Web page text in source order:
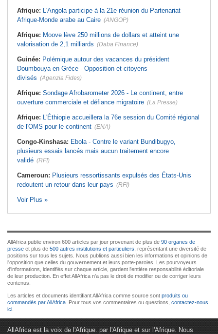
Afrique: L'Angola participe à la 21e réunion du Partenariat
Afrique-Monde arabe au Caire (ANGOP)
Afrique: Moove lève 250 millions de dollars et atteint une
valorisation de 2,1 milliards (Daba Finance)
Guinée: Polémique autour des vacances du président
Doumbouya en Grèce - Opposition et citoyens
divisés (Agenzia Fides)
Afrique: Sondage Afrobarometer 2026 - Le continent, entre
ouverture commerciale et défiance migratoire (La Presse)
Afrique: L'Éthiopie accueillera la 76e session du Comité régional
de l'OMS pour le continent (ENA)
Congo-Kinshasa: Ebola - Contre le variant Bundibugyo,
plusieurs essais lancés mais aucun traitement encore
validé (RFI)
Cameroun: Plusieurs ressortissants expulsés des États-Unis
redoutent un retour dans leur pays (RFI)
Voir Plus »
AllAfrica publie environ 600 articles par jour provenant de plus de 90 organes de
presse et plus de 500 autres institutions et particuliers , représentant une diversité de
positions sur tous les sujets. Nous publions aussi bien les informations et opinions de
l'opposition que celles du gouvernement et leurs porte-paroles. Les pourvoyeurs
d'informations, identifiés sur chaque article, gardent l'entière responsabilité éditoriale
de leur production. En effet AllAfrica n'a pas le droit de modifier ou de corriger leurs
contenus.
Les articles et documents identifiant AllAfrica comme source sont produits ou
commandés par AllAfrica . Pour tous vos commentaires ou questions, contactez-nous
ici
AllAfrica est la voix de l'Afrique. par l'Afrique et sur l'Afrique. Nous